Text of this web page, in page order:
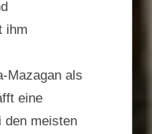
ihm
Mazagan als
eine
den meisten